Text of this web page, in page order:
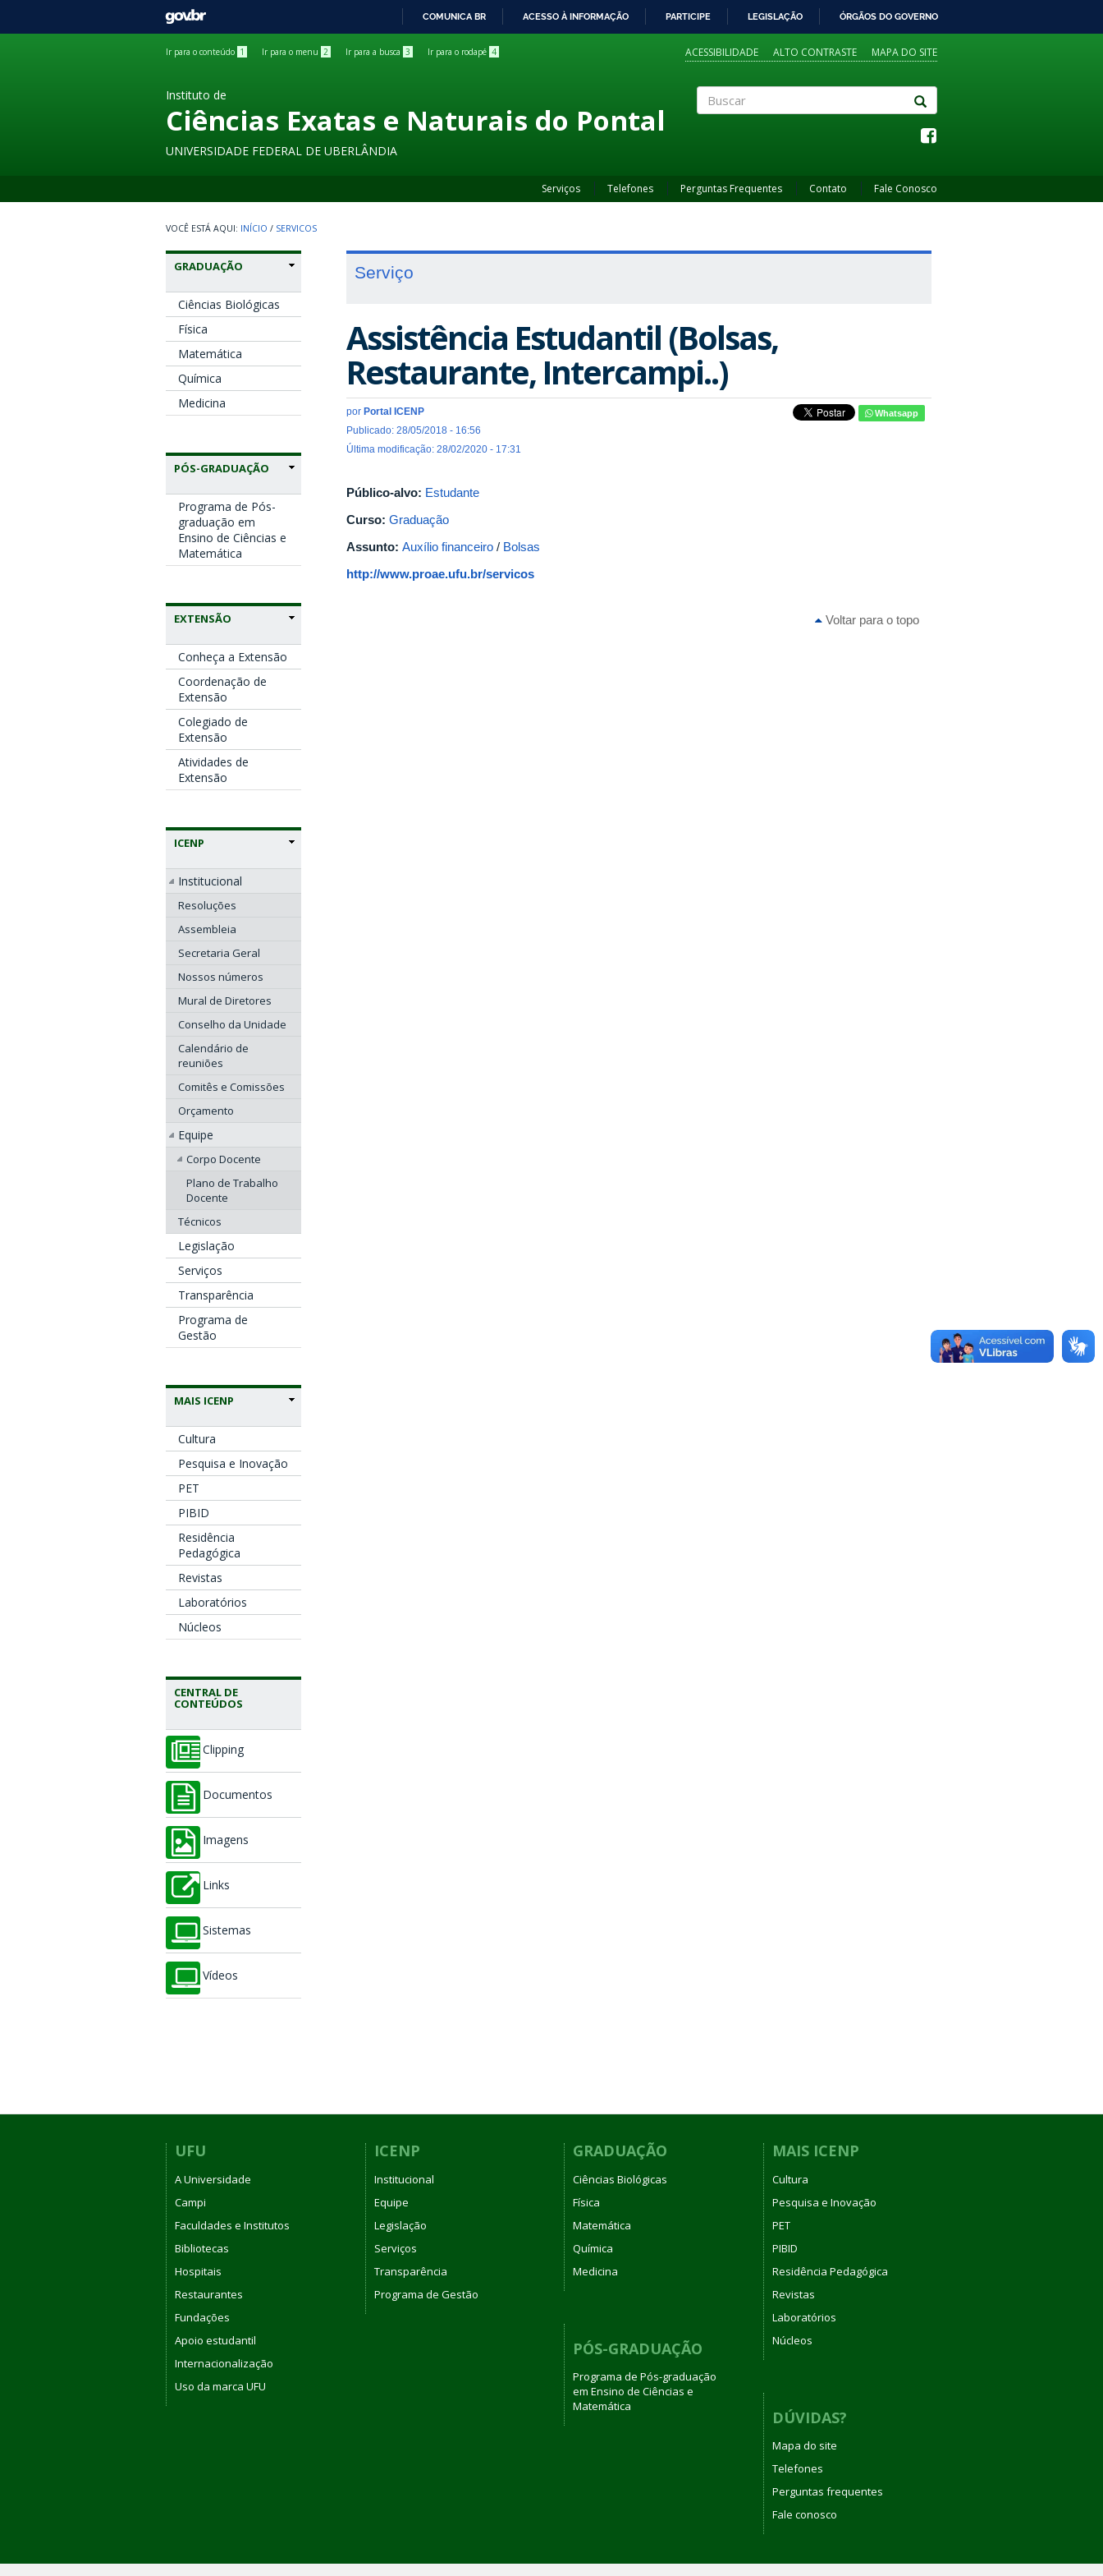
GOVBR
COMUNICA BR ACESSO À INFORMAÇÃO PARTICIPE LEGISLAÇÃO ÓRGÃOS DO GOVERNO
Ir para o conteúdo 1 Ir para o menu 2 Ir para a busca 3 Ir para o rodapé 4 ACESSIBILIDADE ALTO CONTRASTE MAPA DO SITE
Instituto de
Ciências Exatas e Naturais do Pontal
UNIVERSIDADE FEDERAL DE UBERLÂNDIA
Serviços Telefones Perguntas Frequentes Contato Fale Conosco
INÍCIO / SERVICOS
GRADUAÇÃO
Ciências Biológicas
Física
Matemática
Química
Medicina
PÓS-GRADUAÇÃO
Programa de Pós-
graduação em
Ensino de Ciências e
Matemática
EXTENSÃO
Conheça a Extensão
Coordenação de
Extensão
Colegiado de
Extensão
Atividades de
Extensão
ICENP
Institucional
Resoluções
Assembleia
Secretaria Geral
Nossos números
Mural de Diretores
Conselho da Unidade
Calendário de
reuniões
Comitês e Comissões
Orçamento
Equipe
Corpo Docente
Plano de Trabalho
Docente
Técnicos
Legislação
Serviços
Transparência
Programa de
Gestão
MAIS ICENP
Cultura
Pesquisa e Inovação
PET
PIBID
Residência
Pedagógica
Revistas
Laboratórios
Núcleos
CENTRAL DE
CONTEÚDOS
Clipping
Documentos
Imagens
Links
Sistemas
Vídeos
Serviço
Assistência Estudantil (Bolsas,
Restaurante, Intercampi..)
por Portal ICENP
Publicado: 28/05/2018 - 16:56
Última modificação: 28/02/2020 - 17:31
Whatsapp
Público-alvo: Estudante
Curso: Graduação
Assunto: Auxílio financeiro / Bolsas
http://www.proae.ufu.br/servicos
Voltar para o topo
UFU
A Universidade
Campi
Faculdades e Institutos
Bibliotecas
Hospitais
Restaurantes
Fundações
Apoio estudantil
Internacionalização
Uso da marca UFU
ICENP
Institucional
Equipe
Legislação
Serviços
Transparência
Programa de Gestão
GRADUAÇÃO
Ciências Biológicas
Física
Matemática
Química
Medicina
PÓS-GRADUAÇÃO
Programa de Pós-graduação
em Ensino de Ciências e
Matemática
MAIS ICENP
Cultura
Pesquisa e Inovação
PET
PIBID
Residência Pedagógica
Revistas
Laboratórios
Núcleos
DÚVIDAS?
Mapa do site
Telefones
Perguntas frequentes
Fale conosco